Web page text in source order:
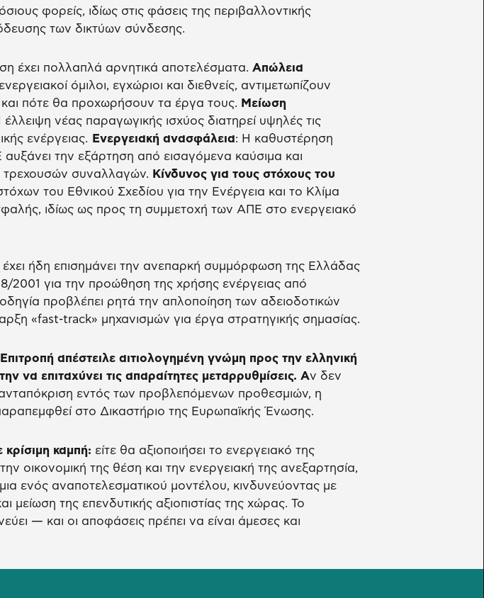
φορείς, ιδίως στις φάσεις της περιβαλλοντικής
των δικτύων σύνδεσης.
έχει πολλαπλά αρνητικά αποτελέσματα. Απώλεια
όμιλοι, εγχώριοι και διεθνείς, αντιμετωπίζουν
και πότε θα προχωρήσουν τα έργα τους. Μείωση
νέας παραγωγικής ισχύος διατηρεί υψηλές τις
ενέργειας.
Ενεργειακή ανασφάλεια: Η καθυστέρηση
την εξάρτηση από εισαγόμενα καύσιμα και
τρεχουσών συναλλαγών. Κίνδυνος για τους στόχους του
του Εθνικού Σχεδίου για την Ενέργεια και το Κλίμα
ιδίως ως προς τη συμμετοχή των ΑΠΕ στο ενεργειακό
ήδη επισημάνει την ανεπαρκή συμμόρφωση της Ελλάδας
2001 για την προώθηση της χρήσης ενέργειας από
προβλέπει ρητά την απλοποίηση των αδειοδοτικών
«fast-track» μηχανισμών για έργα στρατηγικής σημασίας.
Επιτροπή απέστειλε αιτιολογημένη γνώμη προς την ελληνική
να επιταχύνει τις απαραίτητες μεταρρυθμίσεις. Αν δεν
ανταπόκριση εντός των προβλεπόμενων προθεσμιών, η
στο Δικαστήριο της Ευρωπαϊκής Ένωσης.
καμπή: είτε θα αξιοποιήσει το ενεργειακό της
οικονομική της θέση και την ενεργειακή της ανεξαρτησία,
ενός αναποτελεσματικού μοντέλου, κινδυνεύοντας με
μείωση της επενδυτικής αξιοπιστίας της χώρας. Το
— και οι αποφάσεις πρέπει να είναι άμεσες και